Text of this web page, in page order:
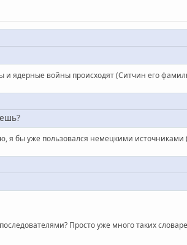
и ядерные войны происходят (Ситчин его
я бы уже пользовался немецкими источниками
Просто уже много таких